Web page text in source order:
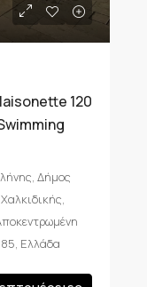
120
Δήμος
Ελλάδα